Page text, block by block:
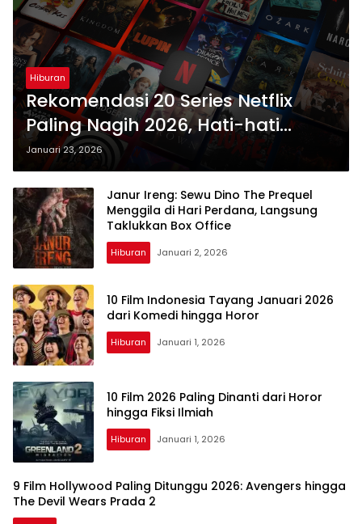
Hiburan
Rekomendasi 20 Series Netflix
Paling Nagih 2026, Hati-hati
Maraton Tanpa Henti
Januari 23, 2026
Janur Ireng: Sewu Dino The Prequel
Menggila di Hari Perdana, Langsung
Taklukkan Box Office
Hiburan Januari 2, 2026
10 Film Indonesia Tayang Januari 2026
dari Komedi hingga Horor
Hiburan Januari 1, 2026
10 Film 2026 Paling Dinanti dari Horor
hingga Fiksi Ilmiah
Hiburan Januari 1, 2026
9 Film Hollywood Paling Ditunggu 2026: Avengers hingga
The Devil Wears Prada 2